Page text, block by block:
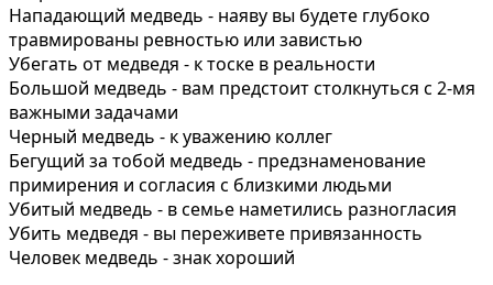
Нападающий медведь - наяву вы будете глубоко
травмированы ревностью или завистью
Убегать от медведя - к тоске в реальности
Большой медведь - вам предстоит столкнуться с 2-мя
важными задачами
Черный медведь - к уважению коллег
Бегущий за тобой медведь - предзнаменование
примирения и согласия с близкими людьми
Убитый медведь - в семье наметились разногласия
Убить медведя - вы переживете привязанность
Человек медведь - знак хороший